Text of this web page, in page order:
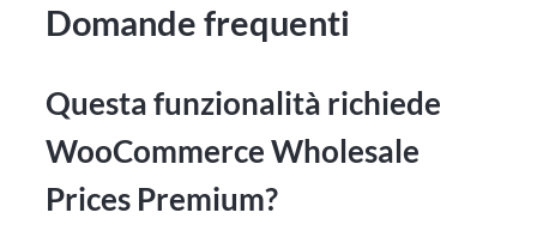
Domande frequenti
Questa funzionalità richiede
WooCommerce Wholesale
Prices Premium?